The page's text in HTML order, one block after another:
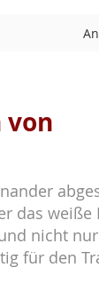
das weiße
nicht
für den